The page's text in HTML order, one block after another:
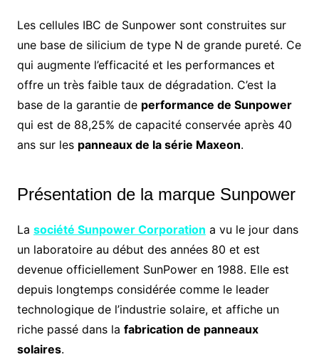
Les cellules IBC de Sunpower sont construites sur
une base de silicium de type N de grande pureté. Ce
qui augmente l’efficacité et les performances et
offre un très faible taux de dégradation. C’est la
base de la garantie de performance de Sunpower
qui est de 88,25% de capacité conservée après 40
ans sur les panneaux de la série Maxeon.
Présentation de la marque Sunpower
La société Sunpower Corporation a vu le jour dans
un laboratoire au début des années 80 et est
devenue officiellement SunPower en 1988. Elle est
depuis longtemps considérée comme le leader
technologique de l’industrie solaire, et affiche un
riche passé dans la fabrication de panneaux
solaires.